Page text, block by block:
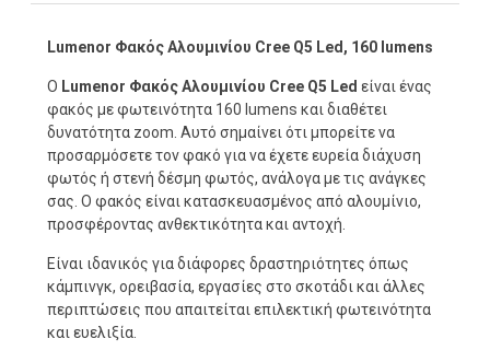
Lumenor Φακός Αλουμινίου Cree Q5 Led, 160 lumens
Ο Lumenor Φακός Αλουμινίου Cree Q5 Led είναι ένας
φακός με φωτεινότητα 160 lumens και διαθέτει
δυνατότητα zoom. Αυτό σημαίνει ότι μπορείτε να
προσαρμόσετε τον φακό για να έχετε ευρεία διάχυση
φωτός ή στενή δέσμη φωτός, ανάλογα με τις ανάγκες
σας. Ο φακός είναι κατασκευασμένος από αλουμίνιο,
προσφέροντας ανθεκτικότητα και αντοχή.
Είναι ιδανικός για διάφορες δραστηριότητες όπως
κάμπινγκ, ορειβασία, εργασίες στο σκοτάδι και άλλες
περιπτώσεις που απαιτείται επιλεκτική φωτεινότητα
και ευελιξία.